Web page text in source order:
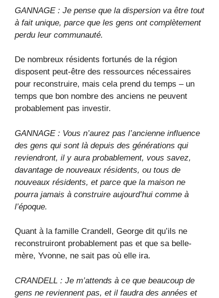
GANNAGE : Je pense que la dispersion va être tout
à fait unique, parce que les gens ont complètement
perdu leur communauté.
De nombreux résidents fortunés de la région
disposent peut-être des ressources nécessaires
pour reconstruire, mais cela prend du temps – un
temps que bon nombre des anciens ne peuvent
probablement pas investir.
GANNAGE : Vous n’aurez pas l’ancienne influence
des gens qui sont là depuis des générations qui
reviendront, il y aura probablement, vous savez,
davantage de nouveaux résidents, ou tous de
nouveaux résidents, et parce que la maison ne
pourra jamais à construire aujourd’hui comme à
l’époque.
Quant à la famille Crandell, George dit qu’ils ne
reconstruiront probablement pas et que sa belle-
mère, Yvonne, ne sait pas où elle ira.
CRANDELL : Je m’attends à ce que beaucoup de
gens ne reviennent pas, et il faudra des années et